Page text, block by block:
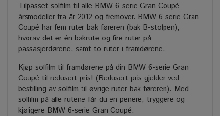
Tilpasset solfilm til alle BMW 6-serie Gran Coupé
årsmodeller fra år 2012 og fremover. BMW 6-serie Gran
Coupé har fem ruter bak føreren (bak B-stolpen),
hvorav det er én bakrute og fire ruter på
passasjerdørene, samt to ruter i framdørene.
Kjøp solfilm til framdørene på din BMW 6-serie Gran
Coupé til redusert pris! (Redusert pris gjelder ved
bestilling av solfilm til øvrige ruter bak føreren). Med
solfilm på alle rutene får du en penere, tryggere og
kjøligere BMW 6-serie Gran Coupé.